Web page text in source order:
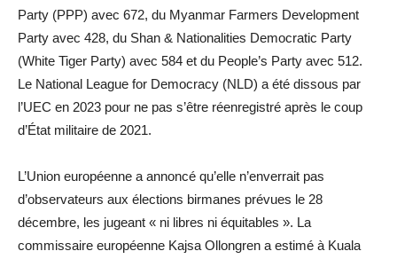
Party (PPP) avec 672, du Myanmar Farmers Development
Party avec 428, du Shan & Nationalities Democratic Party
(White Tiger Party) avec 584 et du People’s Party avec 512.
Le National League for Democracy (NLD) a été dissous par
l’UEC en 2023 pour ne pas s’être réenregistré après le coup
d’État militaire de 2021.
L’Union européenne a annoncé qu’elle n’enverrait pas
d’observateurs aux élections birmanes prévues le 28
décembre, les jugeant « ni libres ni équitables ». La
commissaire européenne Kajsa Ollongren a estimé à Kuala